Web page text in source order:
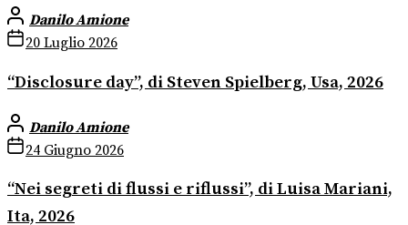
Danilo Amione
20 Luglio 2026
“Disclosure day”, di Steven Spielberg, Usa, 2026
Danilo Amione
24 Giugno 2026
“Nei segreti di flussi e riflussi”, di Luisa Mariani,
Ita, 2026